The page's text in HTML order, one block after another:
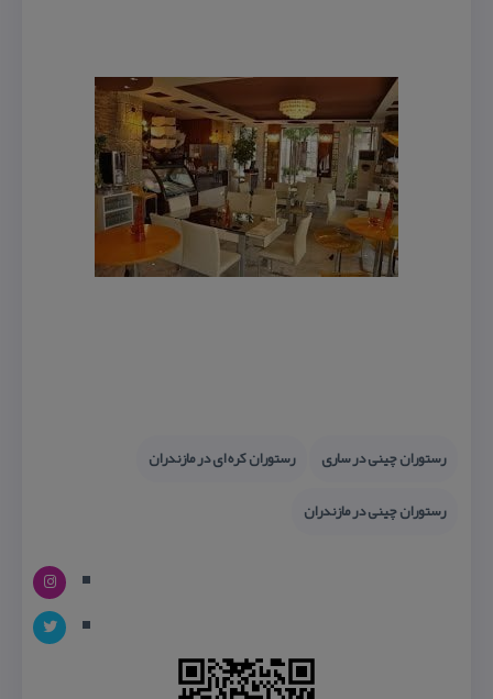
رستوران چینی در ساری
رستوران كره ای در مازندران
رستوران چینی در مازندران